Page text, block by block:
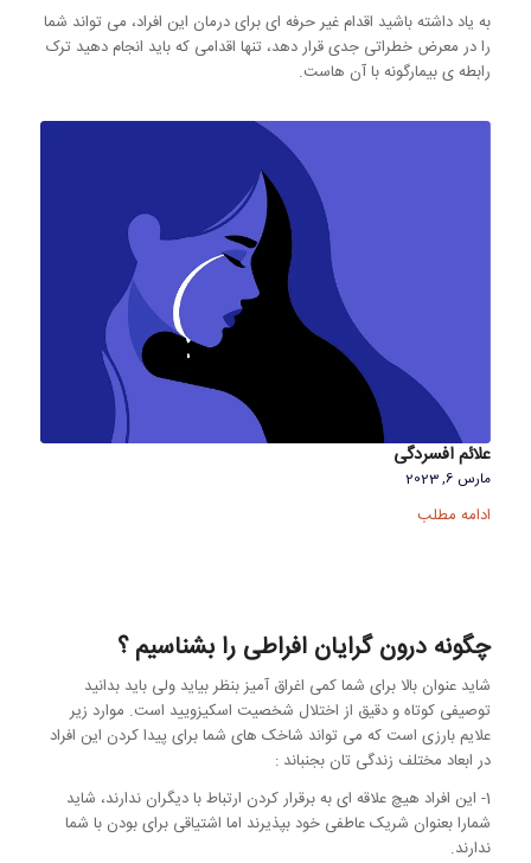
به یاد داشته باشید اقدام غیر حرفه ای برای درمان این افراد، می تواند شما
را در معرض خطراتی جدی قرار دهد، تنها اقدامی که باید انجام دهید ترک
رابطه ی بیمارگونه با آن هاست.
علائم افسردگی
مارس 6, 2023
ادامه مطلب
چگونه درون گرایان افراطی را بشناسیم ؟
شاید عنوان بالا برای شما کمی اغراق آمیز بنظر بیاید ولی باید بدانید
توصیفی کوتاه و دقیق از اختلال شخصیت اسکیزویید است. موارد زیر
علایم بارزی است که می تواند شاخک های شما برای پیدا کردن این افراد
در ابعاد مختلف زندگی تان بجنباند :
1- این افراد هیچ علاقه ای به برقرار کردن ارتباط با دیگران ندارند، شاید
شمارا بعنوان شریک عاطفی خود بپذیرند اما اشتیاقی برای بودن با شما
ندارند.